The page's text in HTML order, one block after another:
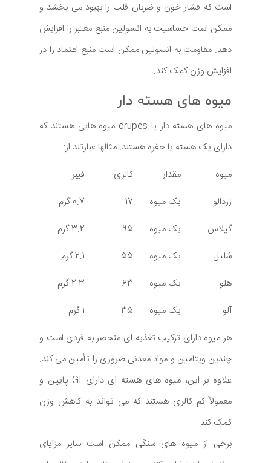
است که فشار خون و ضربان قلب را بهبود می بخشد و
ممکن است حساسیت به انسولین منبع معتبر را افزایش
دهد. مقاومت به انسولین ممکن است منبع اعتماد را در
افزایش وزن کمک کند.
میوه های هسته دار
میوه های هسته دار یا drupes میوه هایی هستند که
دارای یک هسته یا حفره هستند. مثالها عبارتند از:
میوه
مقدار کالری
فیبر
زردالو
یک میوه 17
0.7 گرم
گیلاس
یک میوه 95
3.2 گرم
شلیل
یک میوه 55
2.1 گرم
هلو
یک میوه 63
2.3 گرم
آلو
یک میوه 35
1 گرم
هر میوه دارای ترکیب تغذیه ای منحصر به فردی است و
چندین ویتامین و مواد معدنی ضروری را تأمین می کند.
علاوه بر این، میوه های هسته ای دارای GI پایین و
معمولاً کم کالری هستند که می تواند به کاهش وزن
کمک کند.
برخی از میوه های سنگی ممکن است سایر مزایای